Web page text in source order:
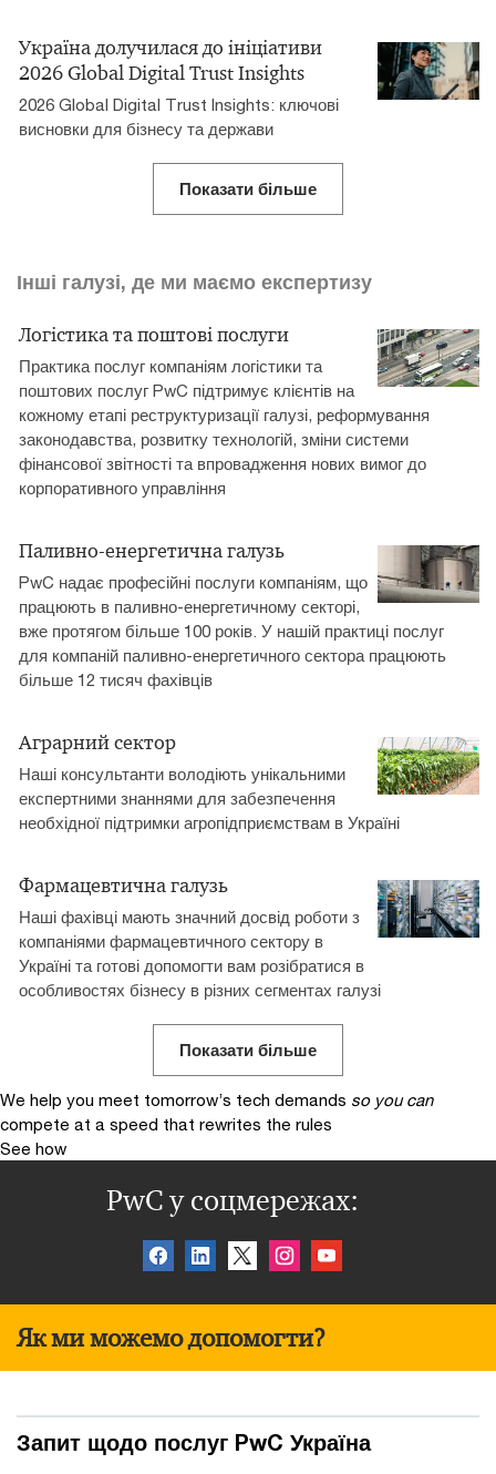
Україна долучилася до ініціативи
2026 Global Digital Trust Insights
2026 Global Digital Trust Insights: ключові
висновки для бізнесу та держави
Показати більше
Інші галузі, де ми маємо експертизу
Логістика та поштові послуги
Практика послуг компаніям логістики та
поштових послуг PwC підтримує клієнтів на
кожному етапі реструктуризації галузі, реформування
законодавства, розвитку технологій, зміни системи
фінансової звітності та впровадження нових вимог до
корпоративного управління
Паливно-енергетична галузь
PwC надає професійні послуги компаніям, що
працюють в паливно-енергетичному секторі,
вже протягом більше 100 років. У нашій практиці послуг
для компаній паливно-енергетичного сектора працюють
більше 12 тисяч фахівців
Аграрний сектор
Наші консультанти володіють унікальними
експертними знаннями для забезпечення
необхідної підтримки агропідприємствам в Україні
Фармацевтична галузь
Наші фахівці мають значний досвід роботи з
компаніями фармацевтичного сектору в
Україні та готові допомогти вам розібратися в
особливостях бізнесу в різних сегментах галузі
Показати більше
We help you meet tomorrow’s tech demands so you can
compete at a speed that rewrites the rules
See how
PwC у соцмережах:
Як ми можемо допомогти?
Запит щодо послуг PwC Україна